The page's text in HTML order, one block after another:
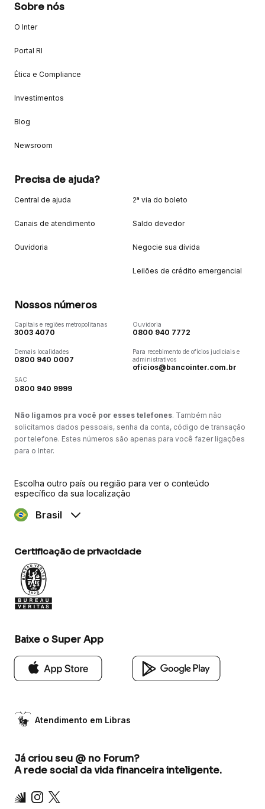
Sobre nós
O Inter
Portal RI
Ética e Compliance
Investimentos
Blog
Newsroom
Precisa de ajuda?
Central de ajuda
Canais de atendimento
Ouvidoria
2ª via do boleto
Saldo devedor
Negocie sua dívida
Leilões de crédito emergencial
Nossos números
Capitais e regiões metropolitanas
3003 4070
Demais localidades
0800 940 0007
SAC
0800 940 9999
Ouvidoria
0800 940 7772
Para recebimento de ofícios judiciais e
administrativos
oficios@bancointer.com.br
Não ligamos pra você por esses telefones. Também não
solicitamos dados pessoais, senha da conta, código de transação
por telefone. Estes números são apenas para você fazer ligações
para o Inter.
Escolha outro país ou região para ver o conteúdo
específico da sua localização
Brasil
Certificação de privacidade
Baixe o Super App
Atendimento em Libras
Já criou seu @ no Forum?
A rede social da vida financeira inteligente.
Inter Instagram
X